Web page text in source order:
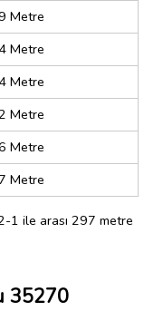
Metre
Metre
Metre
Metre
Metre
Metre
1 ile arası 297 metre
35270